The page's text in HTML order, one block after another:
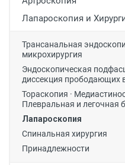
Ортопедические товары
Косметология
Лапароскопия и
Трансанальная
микрохирургия
Эндоскопическая
диссекция прободающих
Тораскопия ·
Плевральная и легочная
Лапароскопия
Спинальная хирургия
Принадлежности